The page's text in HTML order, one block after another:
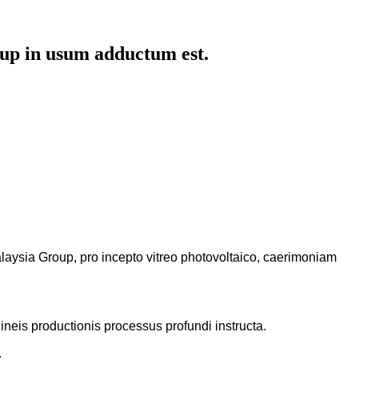
in usum adductum est.
Group, pro incepto vitreo photovoltaico, caerimoniam
productionis processus profundi instructa.